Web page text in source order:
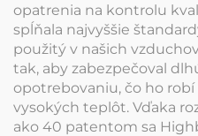
opatrenia na kontrolu
spĺňala najvyššie
použitý v našich
tak, aby zabezpečoval
opotrebovaniu, čo ho
vysokých teplôt. Vďaka
ako 40 patentom sa